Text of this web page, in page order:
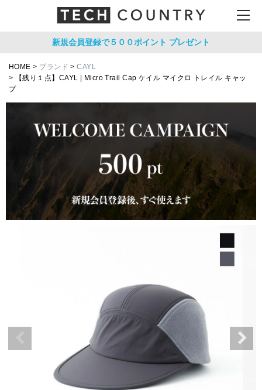
新規会員登録で５００ポイント プレゼント
HOME ブランド
CAYL
【残り１点】CAYL | Micro Trail Cap ケイル マイクロ トレイル キャッ
プ